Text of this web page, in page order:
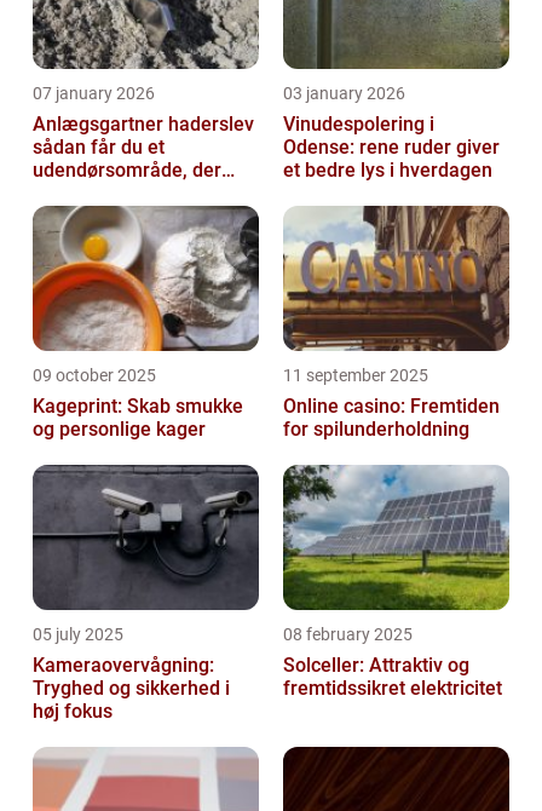
07 january 2026
Anlægsgartner haderslev
sådan får du et
udendørsområde, der
03 january 2026
Vinudespolering i
Odense: rene ruder giver
et bedre lys i hverdagen
09 october 2025
Kageprint: Skab smukke
og personlige kager
11 september 2025
Online casino: Fremtiden
for spilunderholdning
05 july 2025
Kameraovervågning:
Tryghed og sikkerhed i
høj fokus
08 february 2025
Solceller: Attraktiv og
fremtidssikret elektricitet